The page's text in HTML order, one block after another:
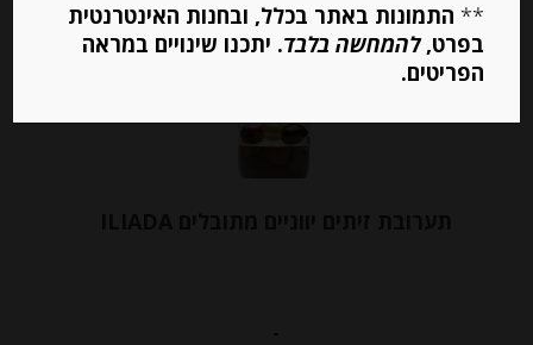
-
** התמונות באתר בכלל, ובחנות האינטרנטית
בפרט,להמחשה בלבד. יתכנו שינויים במראה
הפריטים.